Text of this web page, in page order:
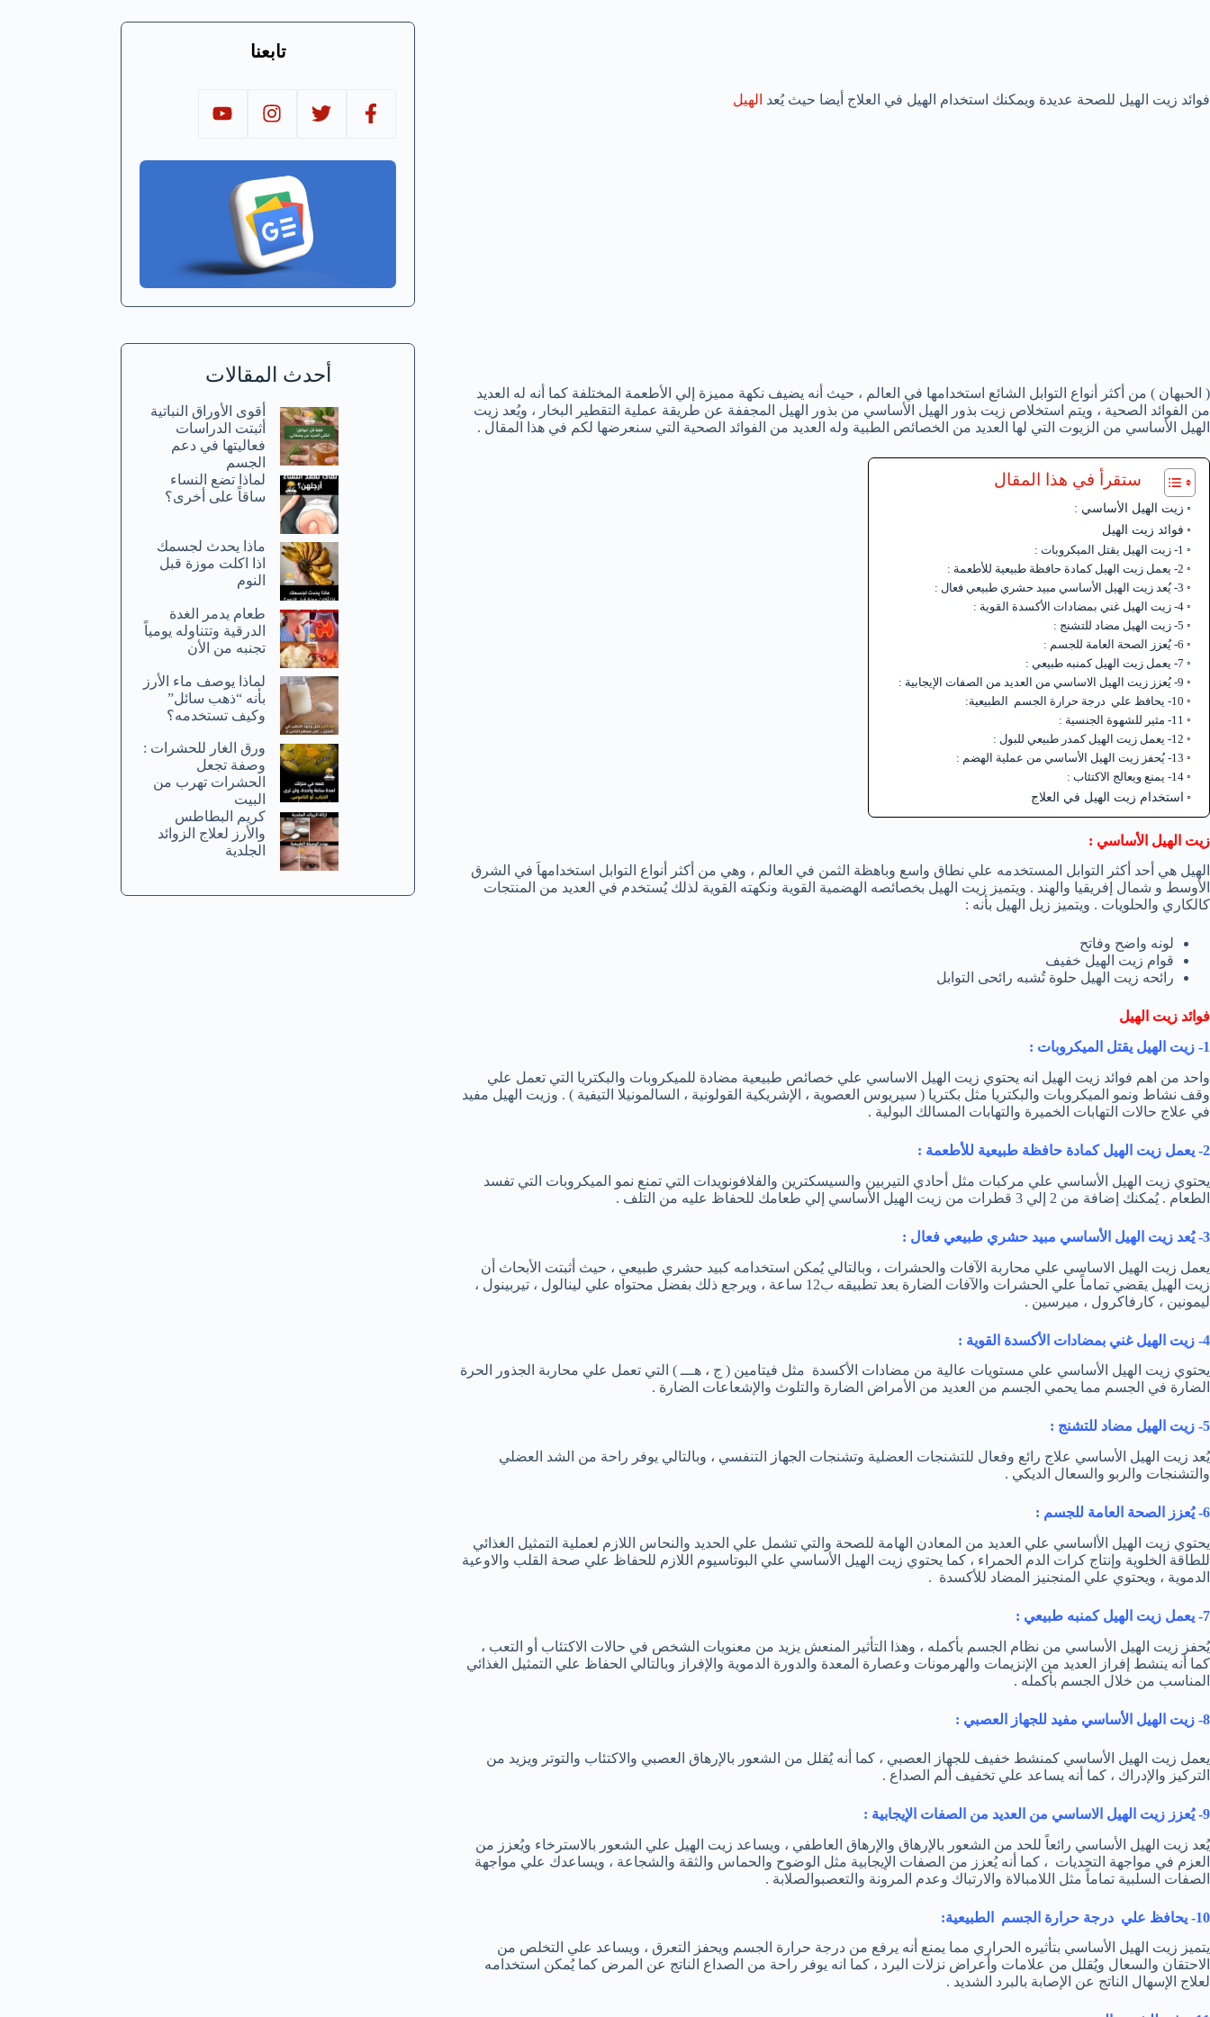
فوائد زيت الهيل للصحة عديدة ويمكنك استخدام الهيل في العلاج أيضا حيث يُعد الهيل
( الحبهان ) من أكثر أنواع التوابل الشائع استخدامها في العالم ، حيث أنه يضيف نكهة مميزة إلي الأطعمة المختلفة كما أنه له العديد
من الفوائد الصحية ، ويتم استخلاص زيت بذور الهيل الأساسي من بذور الهيل المجففة عن طريقة عملية التقطير البخار ، ويُعد زيت
الهيل الأساسي من الزيوت التي لها العديد من الخصائص الطبية وله العديد من الفوائد الصحية التي سنعرضها لكم في هذا المقال .
ستقرأ في هذا المقال
زيت الهيل الأساسي :
فوائد زيت الهيل
1- زيت الهيل يقتل الميكروبات :
2- يعمل زيت الهيل كمادة حافظة طبيعية للأطعمة :
3- يُعد زيت الهيل الأساسي مبيد حشري طبيعي فعال :
4- زيت الهيل غني بمضادات الأكسدة القوية :
5- زيت الهيل مضاد للتشنج :
6- يُعزز الصحة العامة للجسم :
7- يعمل زيت الهيل كمنبه طبيعي :
9- يُعزز زيت الهيل الاساسي من العديد من الصفات الإيجابية :
10- يحافظ علي درجة حرارة الجسم الطبيعية:
11- مثير للشهوة الجنسية :
12- يعمل زيت الهيل كمدر طبيعي للبول :
13- يُحفز زيت الهيل الأساسي من عملية الهضم :
14- يمنع ويعالج الاكتئاب :
استخدام زيت الهيل في العلاج
زيت الهيل الأساسي :
الهيل هي أحد أكثر التوابل المستخدمه علي نطاق واسع وباهظة الثمن في العالم ، وهي من أكثر أنواع التوابل استخدامهاَ في الشرق
الأوسط و شمال إفريقيا والهند . ويتميز زيت الهيل بخصائصه الهضمية القوية ونكهته القوية لذلك يُستخدم في العديد من المنتجات
كالكاري والحلويات . ويتميز زيل الهيل بأنه :
لونه واضح وفاتح
قوام زيت الهيل خفيف
رائحه زيت الهيل حلوة تُشبه رائحى التوابل
فوائد زيت الهيل
1- زيت الهيل يقتل الميكروبات :
واحد من اهم فوائد زيت الهيل انه يحتوي زيت الهيل الاساسي علي خصائص طبيعية مضادة للميكروبات والبكتريا التي تعمل علي
وقف نشاط ونمو الميكروبات والبكتريا مثل بكتريا ( سيريوس العصوية ، الإشريكية القولونية ، السالمونيلا التيفية ) . وزيت الهيل مفيد
في علاج حالات التهابات الخميرة والتهابات المسالك البولية .
2- يعمل زيت الهيل كمادة حافظة طبيعية للأطعمة :
يحتوي زيت الهيل الأساسي علي مركبات مثل أحادي التيربين والسيسكترين والفلافونويدات التي تمنع نمو الميكروبات التي تفسد
الطعام . يُمكنك إضافة من 2 إلي 3 قطرات من زيت الهيل الأساسي إلي طعامك للحفاظ عليه من التلف .
3- يُعد زيت الهيل الأساسي مبيد حشري طبيعي فعال :
يعمل زيت الهيل الاساسي علي محاربة الآفات والحشرات ، وبالتالي يُمكن استخدامه كبيد حشري طبيعي ، حيث أثبتت الأبحاث أن
زيت الهيل يقضي تماماً علي الحشرات والآفات الضارة بعد تطبيقه ب12 ساعة ، ويرجع ذلك بفضل محتواه علي لينالول ، تيربينول ،
ليمونين ، كارفاكرول ، ميرسين .
4- زيت الهيل غني بمضادات الأكسدة القوية :
يحتوي زيت الهيل الأساسي علي مستويات عالية من مضادات الأكسدة مثل فيتامين ( ج ، هـــ ) التي تعمل علي محاربة الجذور الحرة
الضارة في الجسم مما يحمي الجسم من العديد من الأمراض الضارة والتلوث والإشعاعات الضارة .
5- زيت الهيل مضاد للتشنج :
يُعد زيت الهيل الأساسي علاج رائع وفعال للتشنجات العضلية وتشنجات الجهاز التنفسي ، وبالتالي يوفر راحة من الشد العضلي
والتشنجات والربو والسعال الديكي .
6- يُعزز الصحة العامة للجسم :
يحتوي زيت الهيل الأاساسي علي العديد من المعادن الهامة للصحة والتي تشمل علي الحديد والنحاس اللازم لعملية التمثيل الغذائي
للطاقة الخلوية وإنتاج كرات الدم الحمراء ، كما يحتوي زيت الهيل الأساسي علي البوتاسيوم اللازم للحفاظ علي صحة القلب والاوعية
الدموية ، ويحتوي علي المنجنيز المضاد للأكسدة .
7- يعمل زيت الهيل كمنبه طبيعي :
يُحفز زيت الهيل الأساسي من نظام الجسم بأكمله ، وهذا التأثير المنعش يزيد من معنويات الشخص في حالات الاكتئاب أو التعب ،
كما أنه ينشط إفراز العديد من الإنزيمات والهرمونات وعصارة المعدة والدورة الدموية والإفراز وبالتالي الحفاظ علي التمثيل الغذائي
المناسب من خلال الجسم بأكمله .
8- زيت الهيل الأساسي مفيد للجهاز العصبي :
يعمل زيت الهيل الأساسي كمنشط خفيف للجهاز العصبي ، كما أنه يُقلل من الشعور بالإرهاق العصبي والاكتئاب والتوتر ويزيد من
التركيز والإدراك ، كما أنه يساعد علي تخفيف ألم الصداع .
9- يُعزز زيت الهيل الاساسي من العديد من الصفات الإيجابية :
يُعد زيت الهيل الأساسي رائعاً للحد من الشعور بالإرهاق والإرهاق العاطفي ، ويساعد زيت الهيل علي الشعور بالاسترخاء ويُعزز من
العزم في مواجهة التحديات ، كما أنه يُعزز من الصفات الإيجابية مثل الوضوح والحماس والثقة والشجاعة ، ويساعدك علي مواجهة
الصفات السلبية تماماً مثل اللامبالاة والارتباك وعدم المرونة والتعصبوالصلابة .
10- يحافظ علي درجة حرارة الجسم الطبيعية:
يتميز زيت الهيل الأساسي بتأثيره الحراري مما يمنع أنه يرفع من درجة حرارة الجسم ويحفز التعرق ، ويساعد علي التخلص من
الاحتقان والسعال ويُقلل من علامات وأعراض نزلات البرد ، كما انه يوفر راحة من الصداع الناتج عن المرض كما يُمكن استخدامه
لعلاج الإسهال الناتج عن الإصابة بالبرد الشديد .
تابعنا
أحدث المقالات
أقوى الأوراق النباتية
أثبتت الدراسات
فعاليتها في دعم
الجسم
لماذا تضع النساء
ساقاً على أخرى؟
ماذا يحدث لجسمك
اذا اكلت موزة قبل
النوم
طعام يدمر الغدة
الدرقية وتتناوله يومياً
تجنبه من الأن
لماذا يوصف ماء الأرز
بأنه “ذهب سائل”
وكيف تستخدمه؟
ورق الغار للحشرات :
وصفة تجعل
الحشرات تهرب من
البيت
كريم البطاطس
والأرز لعلاج الزوائد
الجلدية